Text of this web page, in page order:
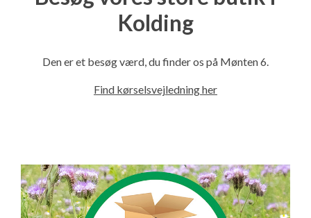
Kolding
Den er et besøg værd, du finder os på Mønten 6.
Find kørselsvejledning her